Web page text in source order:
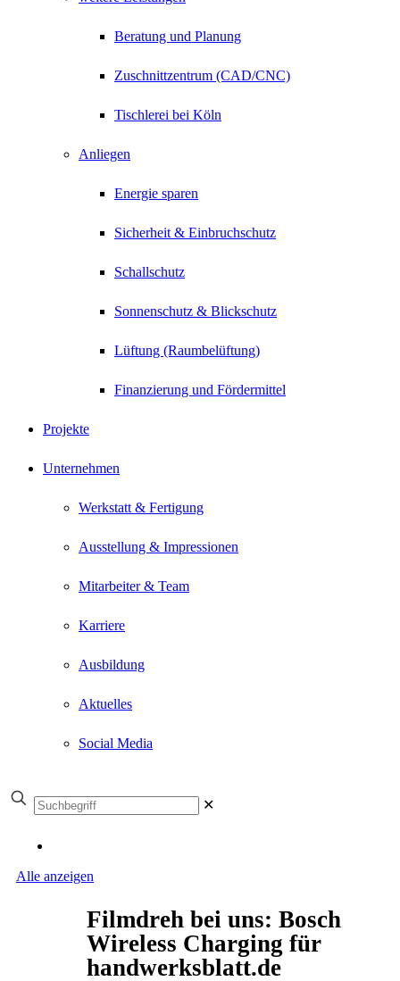
Beratung und Planung
Zuschnittzentrum (CAD/CNC)
Tischlerei bei Köln
Anliegen
Energie sparen
Sicherheit & Einbruchschutz
Schallschutz
Sonnenschutz & Blickschutz
Lüftung (Raumbelüftung)
Finanzierung und Fördermittel
Projekte
Unternehmen
Werkstatt & Fertigung
Ausstellung & Impressionen
Mitarbeiter & Team
Karriere
Ausbildung
Aktuelles
Social Media
✕
Alle anzeigen
Filmdreh bei uns: Bosch
Wireless Charging für
handwerksblatt.de